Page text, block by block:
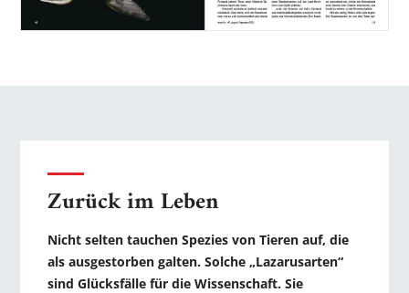
Zurück im Leben
Nicht selten tauchen Spezies von Tieren auf, die
als ausgestorben galten. Solche „Lazarusarten“
sind Glücksfälle für die Wissenschaft. Sie